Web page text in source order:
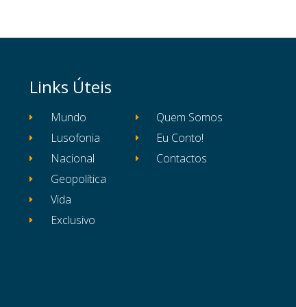
Links Úteis
Mundo
Lusofonia
Nacional
Geopolítica
Vida
Exclusivo
Quem Somos
Eu Conto!
Contactos